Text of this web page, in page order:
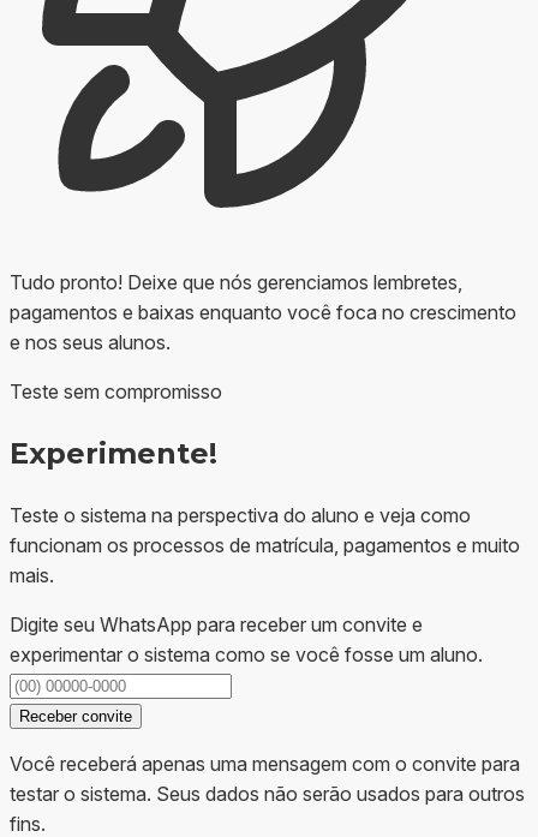
Tudo pronto! Deixe que nós gerenciamos lembretes,
pagamentos e baixas enquanto você foca no crescimento
e nos seus alunos.
Teste sem compromisso
Experimente!
Teste o sistema na perspectiva do aluno e veja como
funcionam os processos de matrícula, pagamentos e muito
mais.
Digite seu WhatsApp para receber um convite e
experimentar o sistema como se você fosse um aluno.
Receber convite
Você receberá apenas uma mensagem com o convite para
testar o sistema. Seus dados não serão usados para outros
fins.